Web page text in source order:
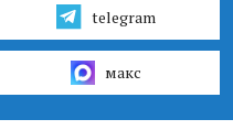
telegram
макс